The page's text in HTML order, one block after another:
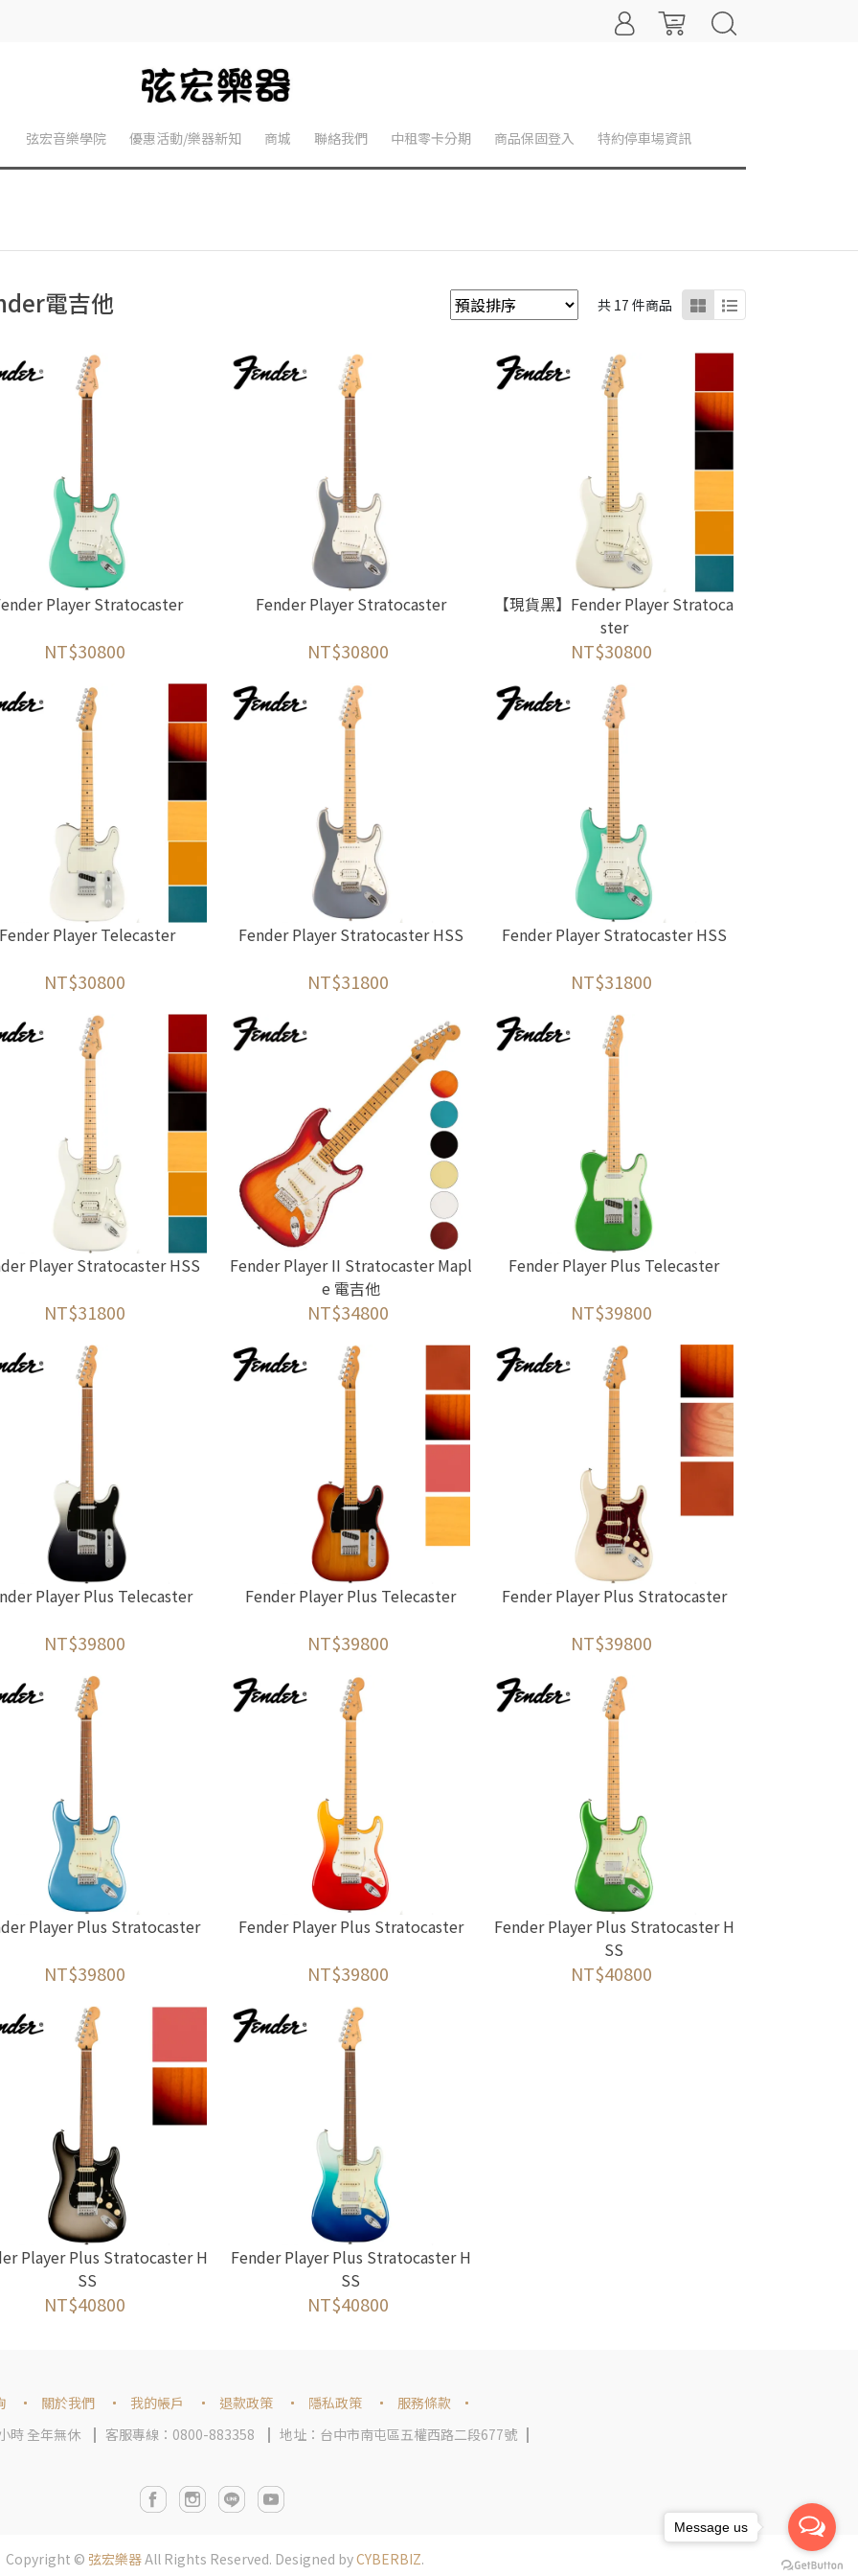
弦宏音樂學院 優惠活動/樂器新知 商城 聯絡我們 中租零卡分期 商品保固登入 特約停車場資訊
電吉他 共 17 件商品
Player Stratocaster
NT$30800
Fender Player Stratocaster
NT$30800
【現貨黑】Fender Player Stratoca
ster
NT$30800
Fender Player Telecaster
NT$30800
Fender Player Stratocaster HSS
NT$31800
Fender Player Stratocaster HSS
NT$31800
Player Stratocaster HSS
NT$31800
Fender Player II Stratocaster Mapl
e 電吉他
NT$34800
Fender Player Plus Telecaster
NT$39800
Player Plus Telecaster
NT$39800
Fender Player Plus Telecaster
NT$39800
Fender Player Plus Stratocaster
NT$39800
Player Plus Stratocaster
NT$39800
Fender Player Plus Stratocaster
NT$39800
Fender Player Plus Stratocaster H
SS
NT$40800
Player Plus Stratocaster H
SS
NT$40800
Fender Player Plus Stratocaster H
SS
NT$40800
關於我們 我的帳戶 退款政策 隱私政策
服務條款
時 全年無休
客服專線：0800-883358 地址：台中市南屯區五權西路二段677號
Copyright © 弦宏樂器All Rights Reserved. Designed byCYBERBIZ.
Message us